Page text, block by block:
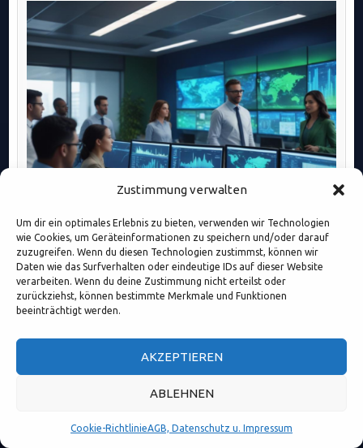
Zustimmung verwalten
Um dir ein optimales Erlebnis zu bieten, verwenden wir Technologien
wie Cookies, um Geräteinformationen zu speichern und/oder darauf
zuzugreifen. Wenn du diesen Technologien zustimmst, können wir
Daten wie das Surfverhalten oder eindeutige IDs auf dieser Website
verarbeiten. Wenn du deine Zustimmung nicht erteilst oder
zurückziehst, können bestimmte Merkmale und Funktionen
beeinträchtigt werden.
AKZEPTIEREN
ABLEHNEN
Cookie-RichtlinieAGB, Datenschutz u. Impressum
Effektive Skalierung von IT-Abteilungen durch DevOps: Agile
Zusammenarbeit und Automatisierung optimieren Prozesse.